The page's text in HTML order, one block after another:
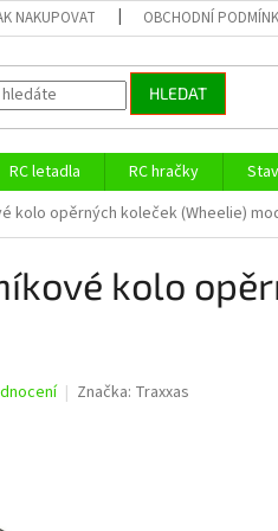
NAKUPOVAT OBCHODNÍ
HLEDAT
RC letadla RC hračky
kolo opěrných koleček (Wheelie)
kolo
Značka: Traxxas